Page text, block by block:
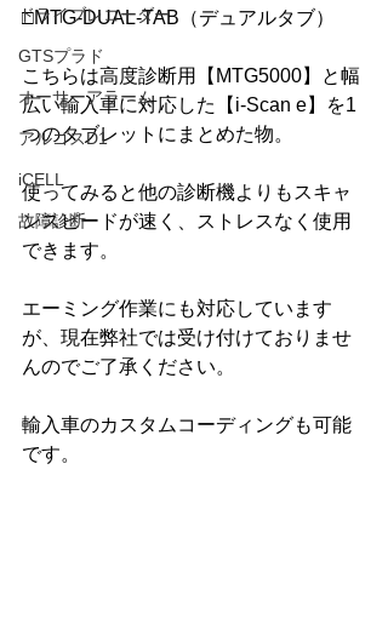
ドライブレコーダー
GTSプラド
オーサーアラーム
アルゴスD1
iCELL
故障診断
□MTG-DUAL-TAB（デュアルタブ）
こちらは高度診断用【MTG5000】と幅
広い輸入車に対応した【i-Scan e】を1
つのタブレットにまとめた物。
使ってみると他の診断機よりもスキャ
ンスピードが速く、ストレスなく使用
できます。
エーミング作業にも対応しています
が、現在弊社では受け付けておりませ
んのでご了承ください。
輸入車のカスタムコーディングも可能
です。